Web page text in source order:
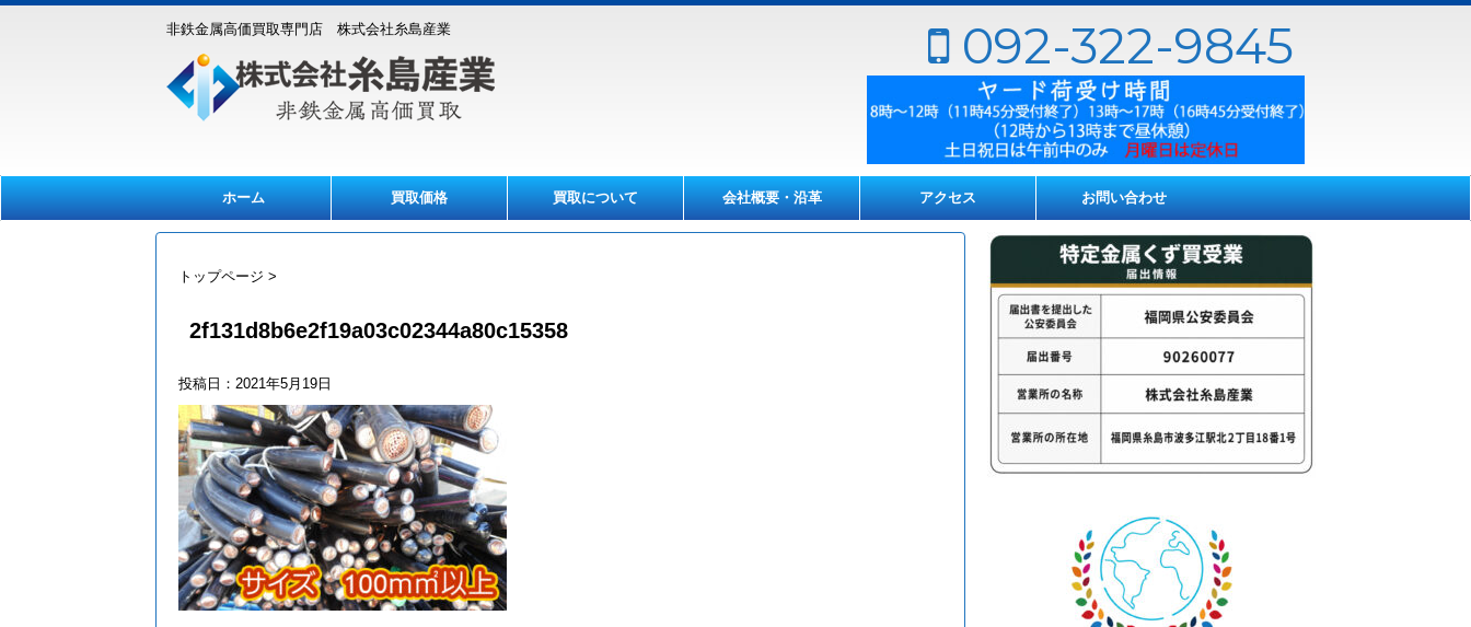
非鉄金属高価買取専門店 株式会社糸島産業 092-322-9845
ホーム 買取価格 買取について 会社概要・沿革 アクセス お問い合わせ
トップページ >
2f131d8b6e2f19a03c02344a80c15358
投稿日： 2021年5月19日